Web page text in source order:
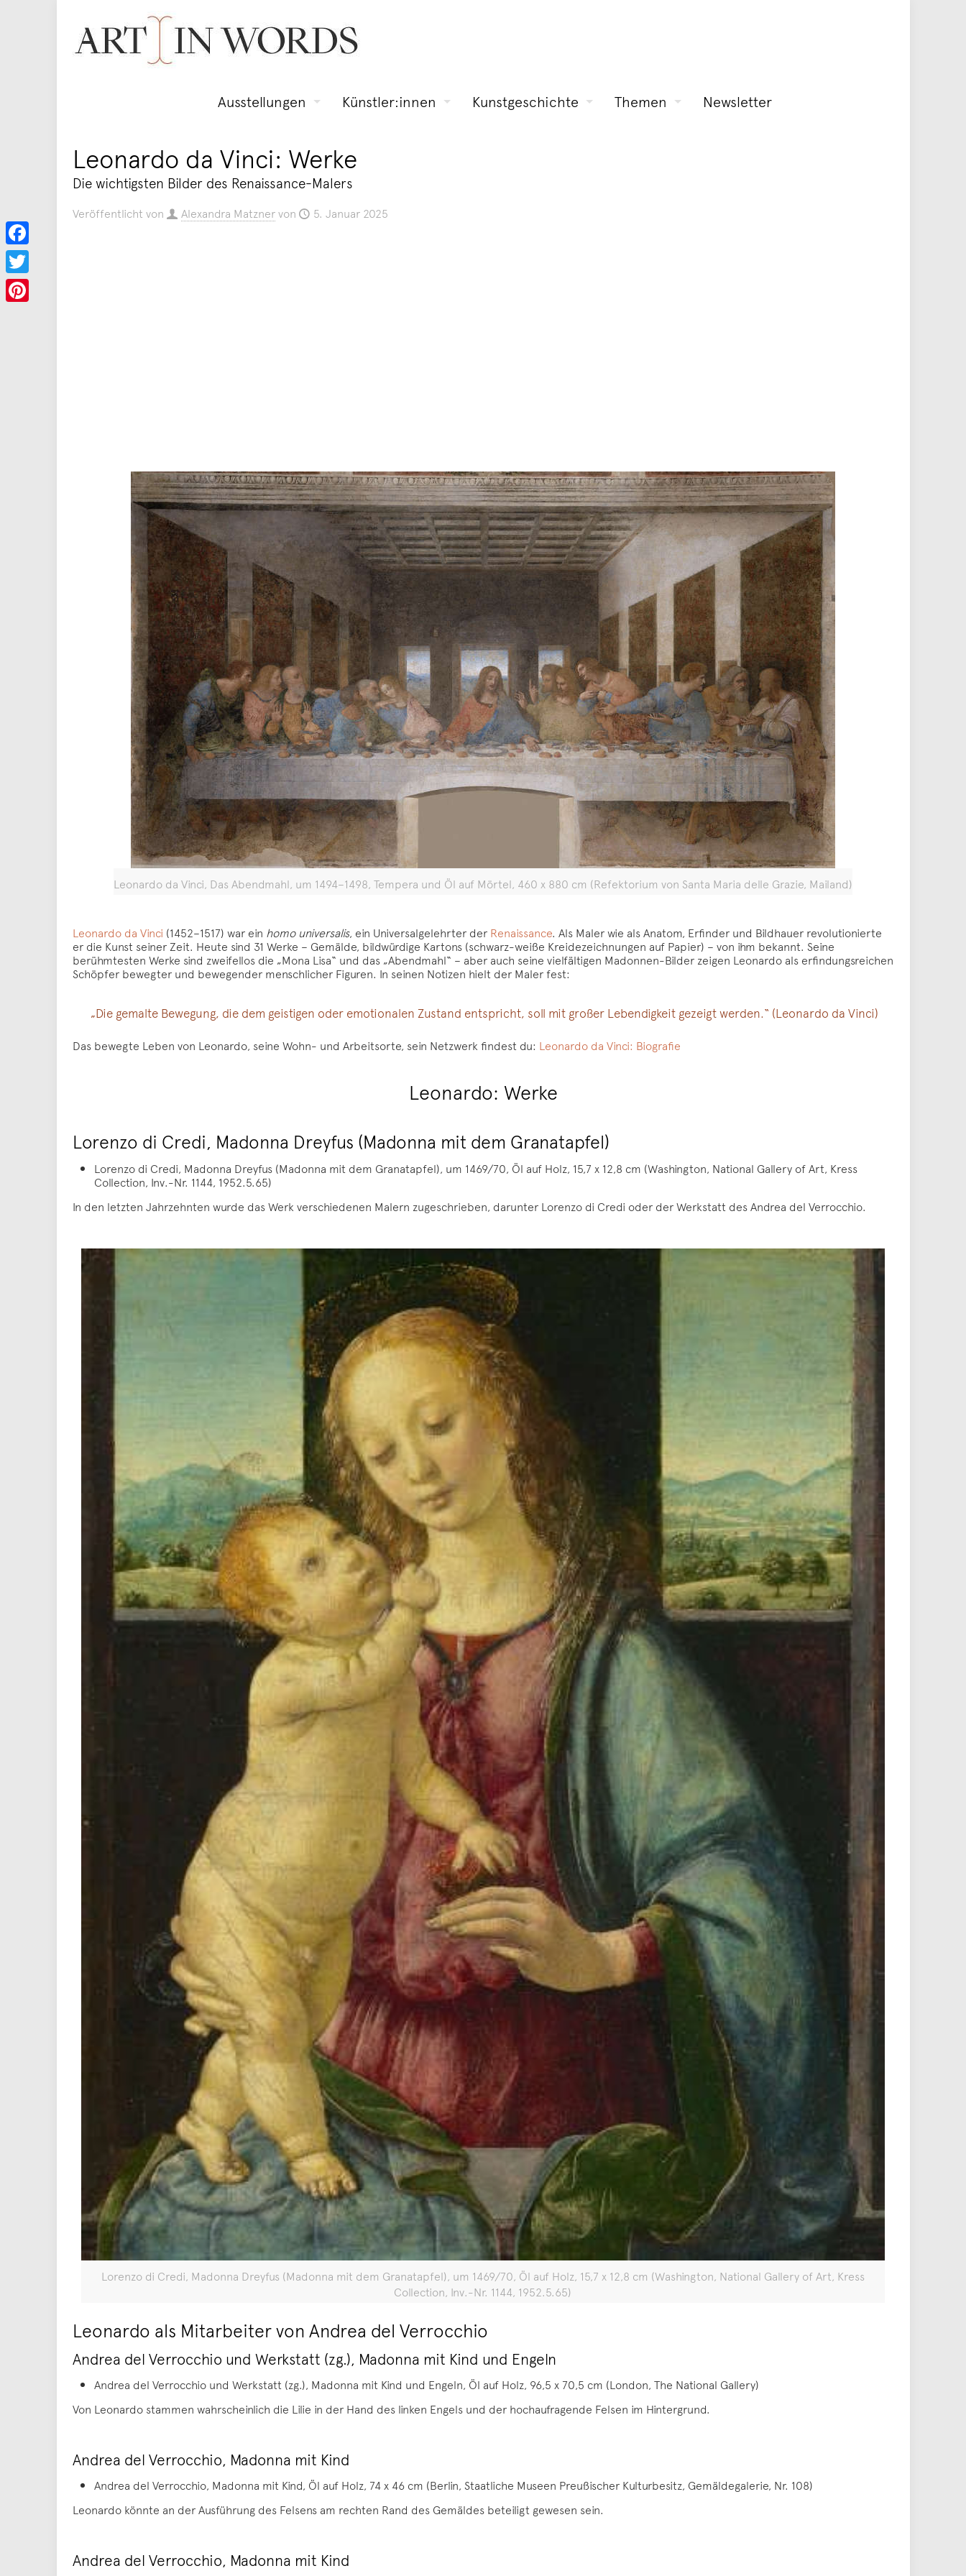
Ausstellungen Künstler:innen Kunstgeschichte Themen Newsletter
Leonardo da Vinci: Werke
Die wichtigsten Bilder des Renaissance-Malers
Veröffentlicht von Alexandra Matzner von 5. Januar 2025
Leonardo da Vinci, Das Abendmahl, um 1494–1498, Tempera und Öl auf Mörtel, 460 x 880 cm (Refektorium von Santa Maria delle Grazie, Mailand)
Leonardo da Vinci (1452–1517) war ein homo universalis, ein Universalgelehrter der Renaissance. Als Maler wie als Anatom, Erfinder und Bildhauer revolutionierte
er die Kunst seiner Zeit. Heute sind 31 Werke – Gemälde, bildwürdige Kartons (schwarz-weiße Kreidezeichnungen auf Papier) – von ihm bekannt. Seine
berühmtesten Werke sind zweifellos die „Mona Lisa“ und das „Abendmahl“ – aber auch seine vielfältigen Madonnen-Bilder zeigen Leonardo als erfindungsreichen
Schöpfer bewegter und bewegender menschlicher Figuren. In seinen Notizen hielt der Maler fest:
„Die gemalte Bewegung, die dem geistigen oder emotionalen Zustand entspricht, soll mit großer Lebendigkeit gezeigt werden.“ (Leonardo da Vinci)
Das bewegte Leben von Leonardo, seine Wohn- und Arbeitsorte, sein Netzwerk findest du: Leonardo da Vinci: Biografie
Leonardo: Werke
Lorenzo di Credi, Madonna Dreyfus (Madonna mit dem Granatapfel)
Lorenzo di Credi, Madonna Dreyfus (Madonna mit dem Granatapfel), um 1469/70, Öl auf Holz, 15,7 x 12,8 cm (Washington, National Gallery of Art, Kress
Collection, Inv.-Nr. 1144, 1952.5.65)
In den letzten Jahrzehnten wurde das Werk verschiedenen Malern zugeschrieben, darunter Lorenzo di Credi oder der Werkstatt des Andrea del Verrocchio.
Lorenzo di Credi, Madonna Dreyfus (Madonna mit dem Granatapfel), um 1469/70, Öl auf Holz, 15,7 x 12,8 cm (Washington, National Gallery of Art, Kress
Collection, Inv.-Nr. 1144, 1952.5.65)
Leonardo als Mitarbeiter von Andrea del Verrocchio
Andrea del Verrocchio und Werkstatt (zg.), Madonna mit Kind und Engeln
Andrea del Verrocchio und Werkstatt (zg.), Madonna mit Kind und Engeln, Öl auf Holz, 96,5 x 70,5 cm (London, The National Gallery)
Von Leonardo stammen wahrscheinlich die Lilie in der Hand des linken Engels und der hochaufragende Felsen im Hintergrund.
Andrea del Verrocchio, Madonna mit Kind
Andrea del Verrocchio, Madonna mit Kind, Öl auf Holz, 74 x 46 cm (Berlin, Staatliche Museen Preußischer Kulturbesitz, Gemäldegalerie, Nr. 108)
Leonardo könnte an der Ausführung des Felsens am rechten Rand des Gemäldes beteiligt gewesen sein.
Andrea del Verrocchio, Madonna mit Kind
Facebook
Twitter